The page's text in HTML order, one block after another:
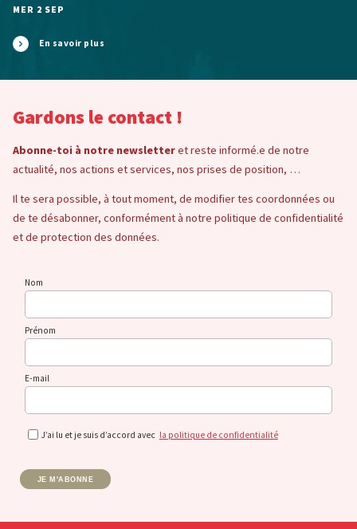
MER 2 SEP
En savoir plus
Gardons le contact !
Abonne-toi à notre newsletteret reste informé.e de notre
actualité, nos actions et services, nos prises de position, …
Il te sera possible, à tout moment, de modifier tes coordonnées ou
de te désabonner, conformément à notre politique de confidentialité
et de protection des données.
Nom
Prénom
E-mail
J’ai lu et je suis d’accord avec la politique de confidentialité
JE M'ABONNE